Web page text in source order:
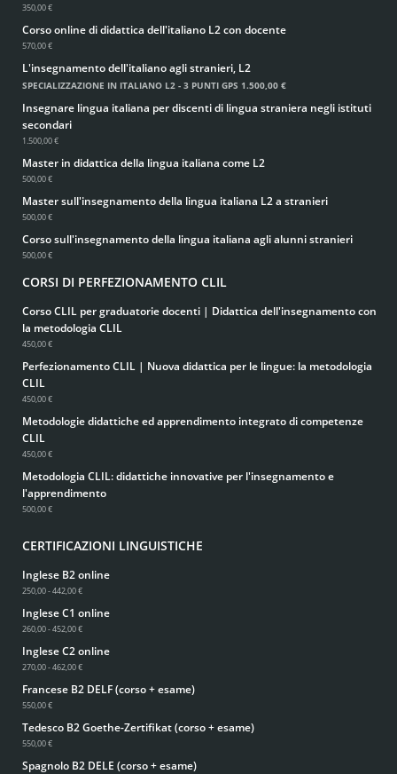
350,00 €
Corso online di didattica dell'italiano L2 con docente
570,00 €
L'insegnamento dell'italiano agli stranieri, L2
SPECIALIZZAZIONE IN ITALIANO L2 - 3 PUNTI GPS 1.500,00 €
Insegnare lingua italiana per discenti di lingua straniera negli istituti
secondari
1.500,00 €
Master in didattica della lingua italiana come L2
500,00 €
Master sull'insegnamento della lingua italiana L2 a stranieri
500,00 €
Corso sull'insegnamento della lingua italiana agli alunni stranieri
500,00 €
CORSI DI PERFEZIONAMENTO CLIL
Corso CLIL per graduatorie docenti | Didattica dell'insegnamento con
la metodologia CLIL
450,00 €
Perfezionamento CLIL | Nuova didattica per le lingue: la metodologia
CLIL
450,00 €
Metodologie didattiche ed apprendimento integrato di competenze
CLIL
450,00 €
Metodologia CLIL: didattiche innovative per l'insegnamento e
l'apprendimento
500,00 €
CERTIFICAZIONI LINGUISTICHE
Inglese B2 online
250,00 - 442,00 €
Inglese C1 online
260,00 - 452,00 €
Inglese C2 online
270,00 - 462,00 €
Francese B2 DELF (corso + esame)
550,00 €
Tedesco B2 Goethe-Zertifikat (corso + esame)
550,00 €
Spagnolo B2 DELE (corso + esame)